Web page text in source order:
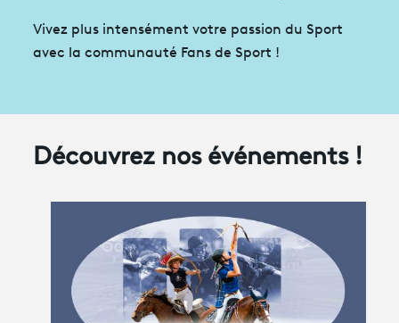
connexion
Avantages fidélité
À votre écoute
Vivez plus intensément votre passion du Sport
avec la communauté Fans de Sport !
Découvrez nos événements !